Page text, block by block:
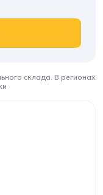
склада. В регионах